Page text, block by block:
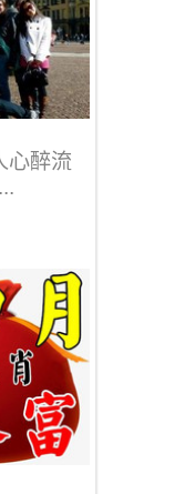
心醉流